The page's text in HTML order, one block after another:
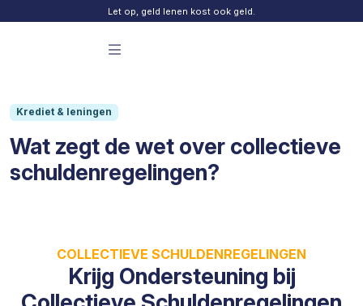
Let op, geld lenen kost ook geld.
Krediet & leningen
Wat zegt de wet over collectieve
schuldenregelingen?
COLLECTIEVE SCHULDENREGELINGEN
Krijg Ondersteuning bij